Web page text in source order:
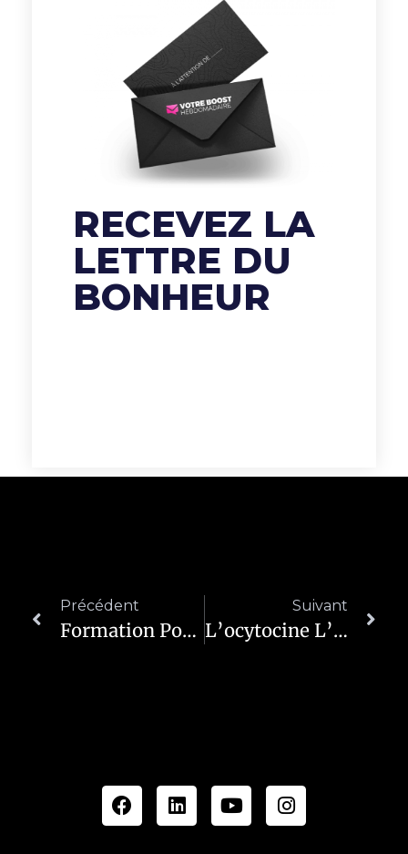
RECEVEZ LA
LETTRE DU
BONHEUR
Précédent
Formation Potentiels & Sens – La PNL Vue Par Moshé-Aaron
Suivant
L’ocytocine L’hormone Du Lien Social